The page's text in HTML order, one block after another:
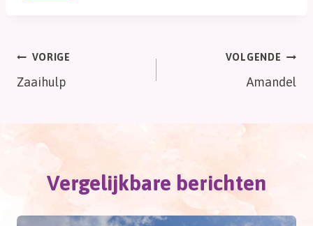
Bericht
navigatie
VORIGE
Zaaihulp
VOLGENDE
Amandel
Vergelijkbare berichten